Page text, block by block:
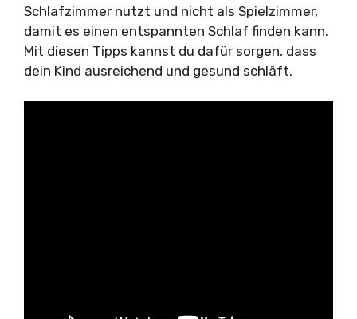
Schlafzimmer nutzt und nicht als Spielzimmer,
damit es einen entspannten Schlaf finden kann.
Mit diesen Tipps kannst du dafür sorgen, dass
dein Kind ausreichend und gesund schläft.